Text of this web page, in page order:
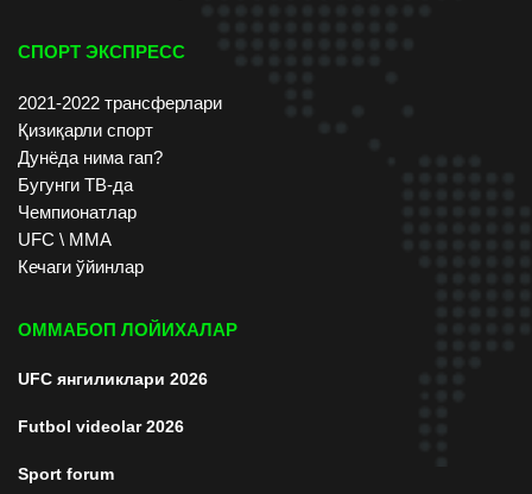
СПОРТ ЭКСПРЕСС
2021-2022 трансферлари
Қизиқарли спорт
Дунёда нима гап?
Бугунги ТВ-да
Чемпионатлар
UFC \ ММА
Кечаги ўйинлар
ОММАБОП ЛОЙИХАЛАР
UFC янгиликлари 2026
Futbol videolar 2026
Sport forum